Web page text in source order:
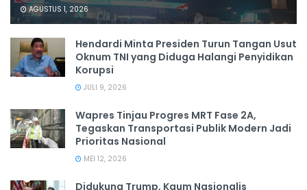
AGUSTUS 1, 2026
Hendardi Minta Presiden Turun Tangan Usut
Oknum TNI yang Diduga Halangi Penyidikan
Korupsi
JULI 9, 2026
Wapres Tinjau Progres MRT Fase 2A,
Tegaskan Transportasi Publik Modern Jadi
Prioritas Nasional
MEI 12, 2026
Didukung Trump, Kaum Nasionalis